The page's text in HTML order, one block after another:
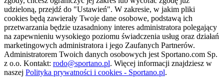
udzieloną, przejdź do "Ustawień". W zakresie, w jakim pliki
cookies będą zawierały Twoje dane osobowe, podstawą ich
przetwarzania będzie uzasadniony interes administratora polegający
na zapewnieniu wysokiego poziomu świadczenia usług oraz działań
marketingowych administratora i jego Zaufanych Partnerów.
Administratorem Twoich danych osobowych jest Sportano.com Sp.
z o.o. Kontakt: rodo@sportano.pl. Więcej informacji znajdziesz w
naszej Polityka prywatności i cookies - Sportano.pl.